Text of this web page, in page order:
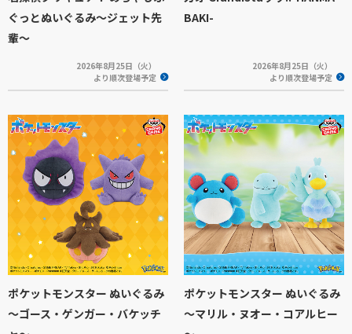
ぐっとぬいぐるみ～ジェット先
輩～
2026年8月25日（火）
より順次登場予定
BAKI-
2026年8月25日（火）
より順次登場予定
ポケットモンスター ぬいぐるみ
～ゴース・ゲンガー・バケッチ
ポケットモンスター ぬいぐるみ
～マリル・ヌオー・コアルヒー